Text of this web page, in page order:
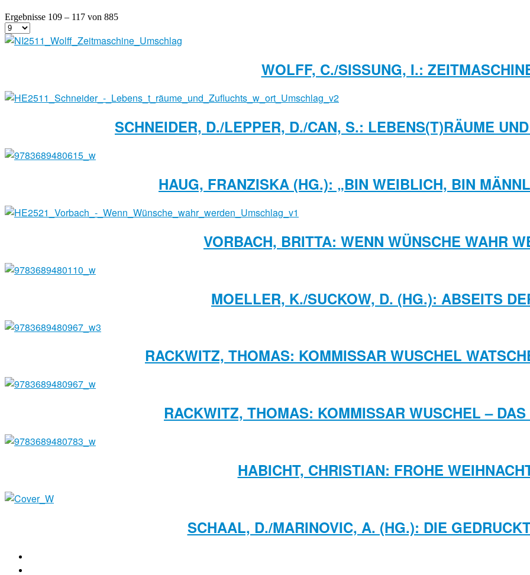
Ergebnisse 109 – 117 von 885
WOLFF, C./SISSUNG, I.:
SCHNEIDER, D./LEPPER, D./CAN, S.: LEBENS(T)RÄUME
HAUG, FRANZISKA (HG.): „BIN WEIBLICH, BIN
VORBACH, BRITTA: WENN WÜNSCHE WAHR
MOELLER, K./SUCKOW, D. (HG.): ABSEITS
RACKWITZ, THOMAS: KOMMISSAR WUSCHEL
RACKWITZ, THOMAS: KOMMISSAR WUSCHEL –
HABICHT, CHRISTIAN: FROHE
SCHAAL, D./MARINOVIC, A. (HG.): DIE